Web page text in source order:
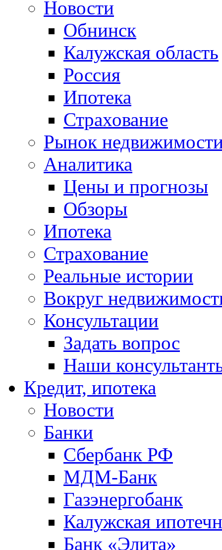
Новости
Обнинск
Калужская область
Россия
Ипотека
Страхование
Рынок
Аналитика
Цены и прогнозы
Обзоры
Ипотека
Страхование
Реальные истории
Вокруг
Консультации
Задать вопрос
Наши
Кредит, ипотека
Новости
Банки
Сбербанк РФ
МДМ-Банк
Газэнергобанк
Калужская
Банк «Элита»